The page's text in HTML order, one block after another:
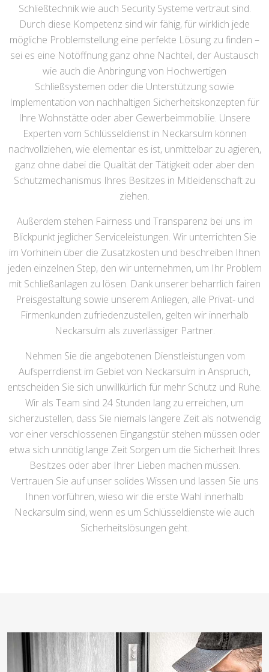
Schließtechnik wie auch Security Systeme vertraut sind.
Durch diese Kompetenz sind wir fähig, für wirklich jede
mögliche Problemstellung eine perfekte Lösung zu finden –
sei es eine Notöffnung ganz ohne Nachteil, der Austausch
wie auch die Anbringung von Hochwertigen
Schließsystemen oder die Unterstützung sowie
Implementation von nachhaltigen Sicherheitskonzepten für
Ihre Wohnstätte oder aber Gewerbeimmobilie. Unsere
Experten vom Schlüsseldienst in Neckarsulm können
nachvollziehen, wie elementar es ist, unmittelbar zu agieren,
ganz ohne dabei die Qualität der Tätigkeit oder aber den
Schutzmechanismus Ihres Besitzes in Mitleidenschaft zu
ziehen.
Außerdem stehen Fairness und Transparenz bei uns im
Blickpunkt jeglicher Serviceleistungen. Wir unterrichten Sie
im Vorhinein über die Zusatzkosten und beschreiben Ihnen
jeden einzelnen Step, den wir unternehmen, um Ihr Problem
mit Schließanlagen zu lösen. Dank unserer beharrlich fairen
Preisgestaltung sowie unserem Anliegen, alle Privat- und
Firmenkunden zufriedenzustellen, gelten wir innerhalb
Neckarsulm als zuverlässiger Partner.
Nehmen Sie die angebotenen Dienstleistungen vom
Aufsperrdienst im Gebiet von Neckarsulm in Anspruch,
entscheiden Sie sich unwillkürlich für mehr Schutz und Ruhe.
Wir als Team sind 24 Stunden lang zu erreichen, um
sicherzustellen, dass Sie niemals längere Zeit als notwendig
vor einer verschlossenen Eingangstür stehen müssen oder
etwa sich unnötig lange Zeit Sorgen um die Sicherheit Ihres
Besitzes oder aber Ihrer Lieben machen müssen.
Vertrauen Sie auf unser solides Wissen und lassen Sie uns
Ihnen vorführen, wieso wir die erste Wahl innerhalb
Neckarsulm sind, wenn es um Schlüsseldienste wie auch
Sicherheitslösungen geht.